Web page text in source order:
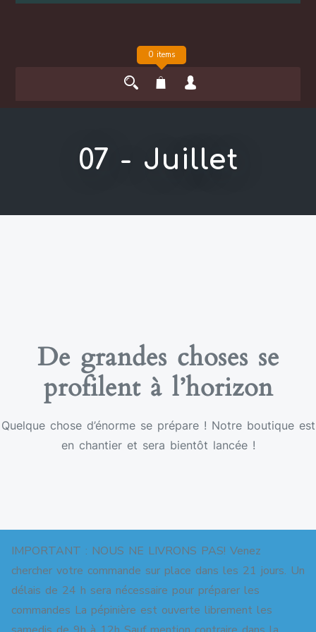
IMPORTANT : NOUS NE LIVRONS PAS! Venez
chercher votre commande sur place dans les 21 jours. Un
délais de 24 h sera nécessaire pour préparer les
commandes La pépinière est ouverte librement les
0 items
07 - Juillet
De grandes choses se
profilent à l’horizon
Quelque chose d’énorme se prépare ! Notre boutique est
en chantier et sera bientôt lancée !
Copyright © 2026 Pépinière pour jardins-forêts. All